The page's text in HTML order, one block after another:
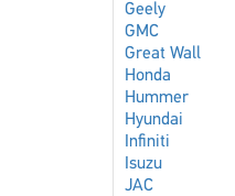
Geely
GMC
Great Wall
Honda
Hummer
Hyundai
Infiniti
Isuzu
JAC